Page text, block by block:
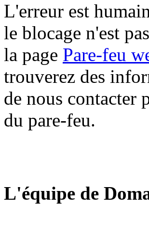
L'erreur est
le blocage n'est
la page Pare-feu
trouverez des
de nous contacter
du pare-feu.
L'équipe de